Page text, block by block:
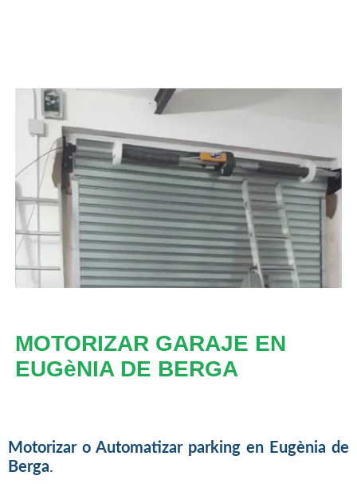
MOTORIZAR GARAJE EN
EUGèNIA DE BERGA
Motorizar o Automatizar parking en Eugènia de
Berga.